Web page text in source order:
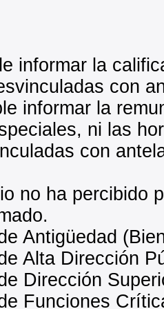
informar la
con
informar la
ni las
con
no ha percibido
Antigüedad
Alta Dirección
Dirección
Funciones